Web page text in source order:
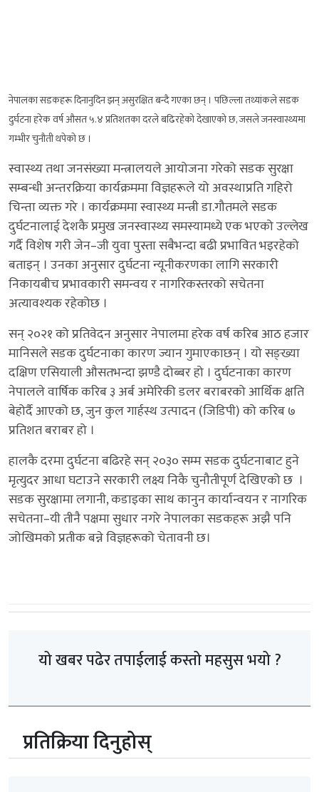
नेपालका सडकहरू दिनानुदिन झन् असुरक्षित बन्दै गएका छन् । पछिल्ला तथ्यांकले सडक
दुर्घटना हरेक वर्ष औसत ५.४ प्रतिशतका दरले बढिरहेको देखाएको छ, जसले जनस्वास्थ्यमा
गम्भीर चुनौती थपेको छ ।
स्वास्थ्य तथा जनसंख्या मन्त्रालयले आयोजना गरेको सडक सुरक्षा
सम्बन्धी अन्तरक्रिया कार्यक्रममा विज्ञहरूले यो अवस्थाप्रति गहिरो
चिन्ता व्यक्त गरे । कार्यक्रममा स्वास्थ्य मन्त्री डा.गौतमले सडक
दुर्घटनालाई देशकै प्रमुख जनस्वास्थ्य समस्यामध्ये एक भएको उल्लेख
गर्दै विशेष गरी जेन–जी युवा पुस्ता सबैभन्दा बढी प्रभावित भइरहेको
बताइन् । उनका अनुसार दुर्घटना न्यूनीकरणका लागि सरकारी
निकायबीच प्रभावकारी समन्वय र नागरिकस्तरको सचेतना
अत्यावश्यक रहेकोछ ।
सन् २०२१ को प्रतिवेदन अनुसार नेपालमा हरेक वर्ष करिब आठ हजार
मानिसले सडक दुर्घटनाका कारण ज्यान गुमाएकाछन् । यो सङ्ख्या
दक्षिण एसियाली औसतभन्दा झण्डै दोब्बर हो । दुर्घटनाका कारण
नेपालले वार्षिक करिब ३ अर्ब अमेरिकी डलर बराबरको आर्थिक क्षति
बेहोर्दै आएको छ, जुन कुल गार्हस्थ उत्पादन (जिडिपी) को करिब ७
प्रतिशत बराबर हो ।
हालकै दरमा दुर्घटना बढिरहे सन् २०३० सम्म सडक दुर्घटनाबाट हुने
मृत्युदर आधा घटाउने सरकारी लक्ष्य निकै चुनौतीपूर्ण देखिएको छ ।
सडक सुरक्षामा लगानी, कडाइका साथ कानुन कार्यान्वयन र नागरिक
सचेतना–यी तीनै पक्षमा सुधार नगरे नेपालका सडकहरू अझै पनि
जोखिमको प्रतीक बन्ने विज्ञहरूको चेतावनी छ।
यो खबर पढेर तपाईलाई कस्तो महसुस भयो ?
प्रतिक्रिया दिनुहोस्